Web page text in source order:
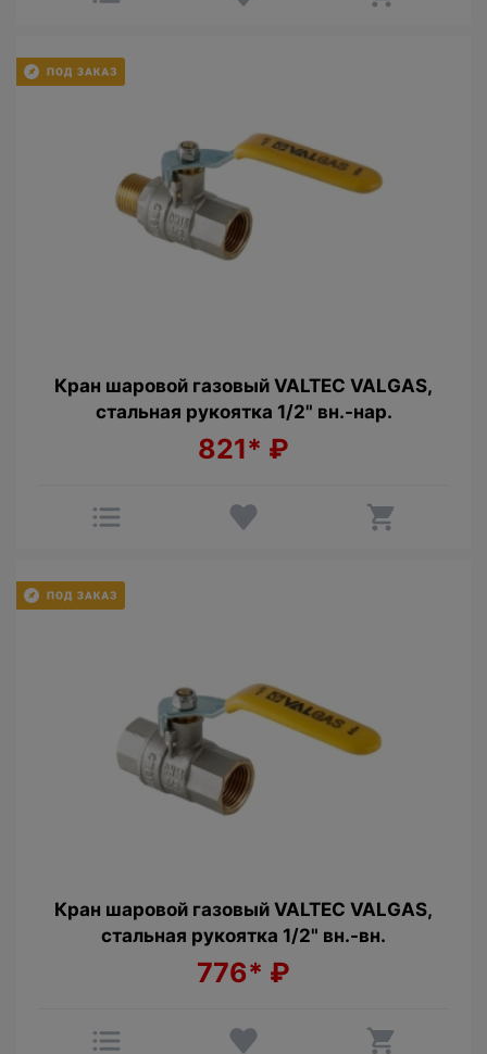
Кран шаровой газовый VALTEC VALGAS,
стальная рукоятка 1/2" вн.-нар.
821* ₽
Кран шаровой газовый VALTEC VALGAS,
стальная рукоятка 1/2" вн.-вн.
776* ₽